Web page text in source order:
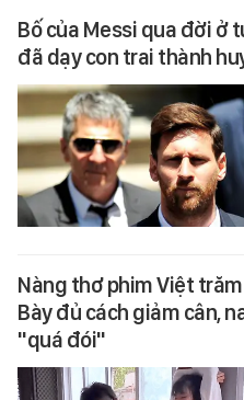
Bố của Messi qua đời ở
đã dạy con trai thành
Nàng thơ phim Việt
Bày đủ cách giảm cân,
"quá đói"